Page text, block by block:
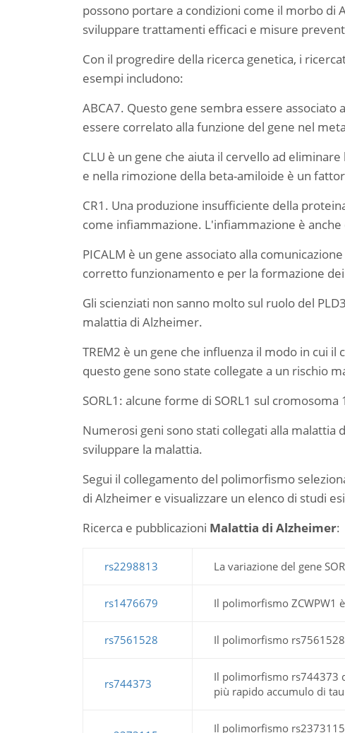
possono portare a condizioni come il morbo di
sviluppare trattamenti efficaci e misure
Con il progredire della ricerca genetica, i
esempi includono:
ABCA7. Questo gene sembra essere
essere correlato alla funzione del gene nel
CLU è un gene che aiuta il cervello ad
e nella rimozione della beta-amiloide è un
CR1. Una produzione insufficiente della
come infiammazione. L'infiammazione è
PICALM è un gene associato alla
corretto funzionamento e per la formazione
Gli scienziati non sanno molto sul ruolo del
malattia di Alzheimer.
TREM2 è un gene che influenza il modo in cui
questo gene sono state collegate a un rischio
SORL1: alcune forme di SORL1 sul
Numerosi geni sono stati collegati alla malattia
sviluppare la malattia.
Segui il collegamento del polimorfismo
di Alzheimer e visualizzare un elenco di studi
Ricerca e pubblicazioni Malattia di Alzheimer:
rs2298813 La variazione del gene
rs1476679 Il polimorfismo ZCWPW1
rs7561528 Il polimorfismo
rs744373
Il polimorfismo rs744373
più rapido accumulo di
Il polimorfismo